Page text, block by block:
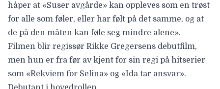
håper at «Suser avgårde» kan oppleves som en trøst
for alle som føler, eller har følt på det samme, og at
de på den måten kan føle seg mindre alene».
Filmen blir regissør Rikke Gregersens debutfilm,
men hun er fra før av kjent for sin regi på hitserier
som «Rekviem for Selina» og «Ida tar ansvar».